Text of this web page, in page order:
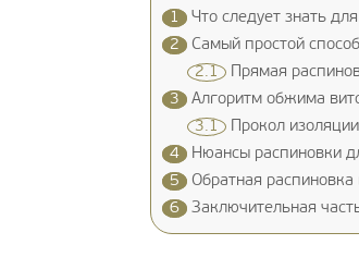
1
Что следует знать
2
Самый простой
2.1 Прямая
3
Алгоритм обжима
3.1 Прокол изоляции
4
Нюансы распиновки
5
Обратная
6
Заключительная